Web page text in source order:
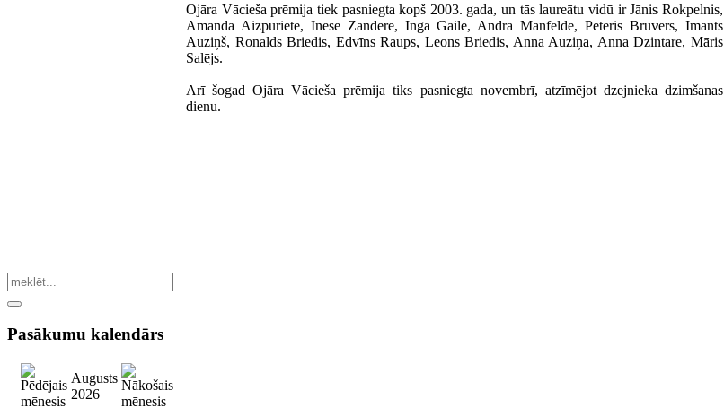
Ojāra Vācieša prēmija tiek pasniegta kopš 2003. gada, un tās laureātu vidū ir Jānis Rokpelnis,
Amanda Aizpuriete, Inese Zandere, Inga Gaile, Andra Manfelde, Pēteris Brūvers, Imants
Auziņš, Ronalds Briedis, Edvīns Raups, Leons Briedis, Anna Auziņa, Anna Dzintare, Māris
Salējs.
Arī šogad Ojāra Vācieša prēmija tiks pasniegta novembrī, atzīmējot dzejnieka dzimšanas
dienu.
Pasākumu kalendārs
Augusts
2026